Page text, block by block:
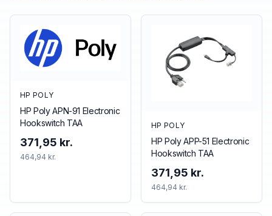
HP POLY
HP Poly APN-91 Electronic
Hookswitch TAA
371,95 kr.
464,94 kr.
HP POLY
HP Poly APP-51 Electronic
Hookswitch TAA
371,95 kr.
464,94 kr.